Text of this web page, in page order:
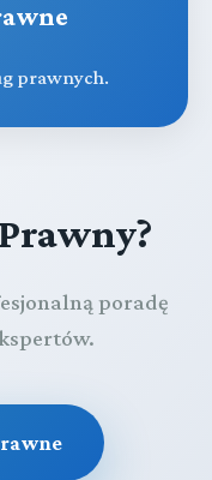
prawnych.
poradę